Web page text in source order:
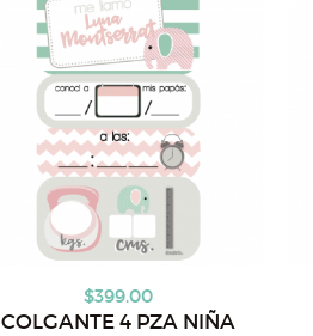
$399.00
COLGANTE 4 PZA NIÑA